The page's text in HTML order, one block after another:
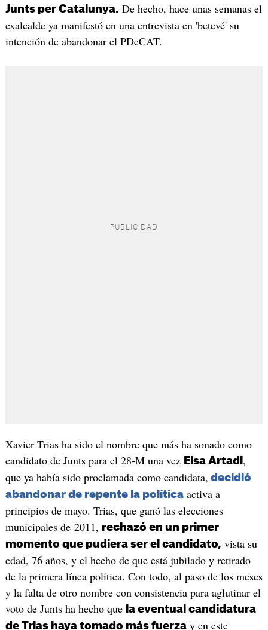
Junts per Catalunya. De hecho, hace unas semanas el
exalcalde ya manifestó en una entrevista en 'betevé' su
intención de abandonar el PDeCAT.
Xavier Trias ha sido el nombre que más ha sonado como
candidato de Junts para el 28-M una vez Elsa Artadi,
que ya había sido proclamada como candidata, decidió
abandonar de repente la políticaactiva a
principios de mayo. Trias, que ganó las elecciones
municipales de 2011, rechazó en un primer
momento que pudiera ser el candidato, vista su
edad, 76 años, y el hecho de que está jubilado y retirado
de la primera línea política. Con todo, al paso de los meses
y la falta de otro nombre con consistencia para aglutinar el
voto de Junts ha hecho que la eventual candidatura
de Trias haya tomado más fuerzay en este